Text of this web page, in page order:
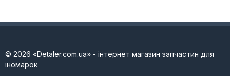
© 2026 «Detaler.com.ua» - інтернет магазин запчастин для
іномарок